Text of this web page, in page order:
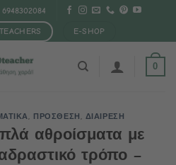
6948302084
E-SHOP
0
, ΠΡΟΣΘΕΣΗ , ΔΙΑΙΡΕΣΗ
αθροίσματα με
τρόπο –